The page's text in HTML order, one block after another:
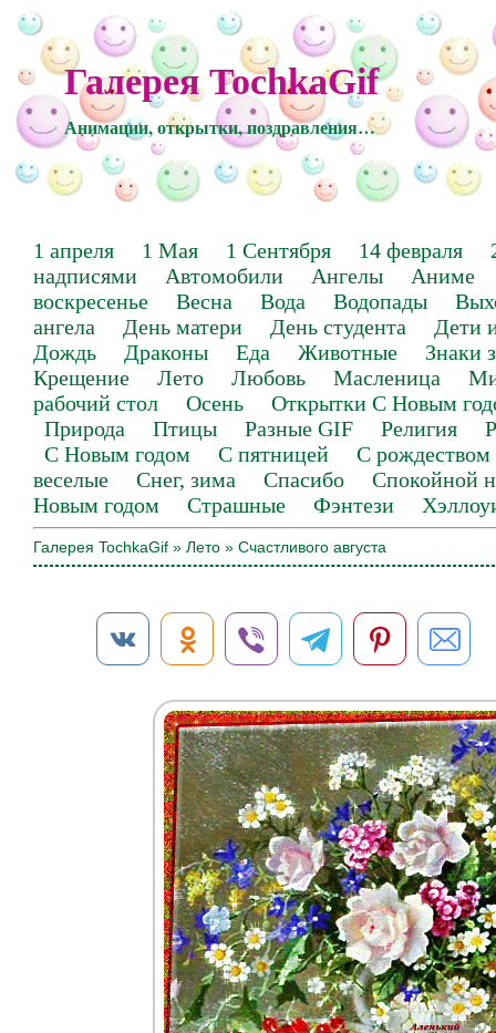
Галерея TochkaGif
Анимации, открытки, поздравления…
1 апреля 1 Мая 1 Сентября 14 февраля
надписями
Автомобили Ангелы
Аниме
воскресенье
Весна Вода Водопады
ангела
День матери День студента
Дети
Дождь
Драконы Еда Животные
Знаки
Крещение
Лето Любовь Масленица
рабочий стол
Осень
Открытки С Новым
Природа
Птицы Разные GIF Религия
С Новым годом
С пятницей
С рождеством
веселые
Снег, зима Спасибо
Спокойной
Новым годом
Страшные Фэнтези
Галерея TochkaGif » Лето » Счастливого августа